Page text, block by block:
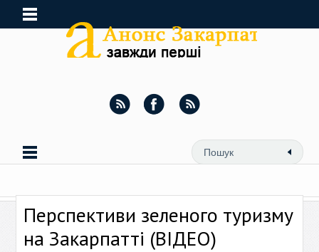
Перспективи зеленого туризму
на Закарпатті (ВІДЕО)